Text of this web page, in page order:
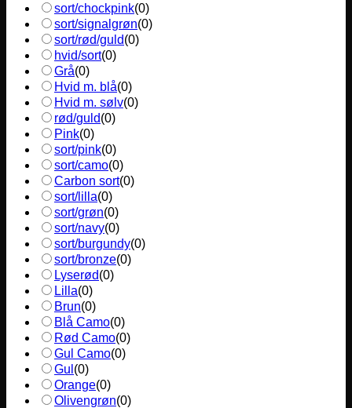
sort/chockpink(0)
sort/signalgrøn(0)
sort/rød/guld(0)
hvid/sort(0)
Grå(0)
Hvid m. blå(0)
Hvid m. sølv(0)
rød/guld(0)
Pink(0)
sort/pink(0)
sort/camo(0)
Carbon sort(0)
sort/lilla(0)
sort/grøn(0)
sort/navy(0)
sort/burgundy(0)
sort/bronze(0)
Lyserød(0)
Lilla(0)
Brun(0)
Blå Camo(0)
Rød Camo(0)
Gul Camo(0)
Gul (0)
Orange(0)
Olivengrøn(0)